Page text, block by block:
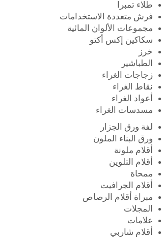
طلاء تمبرا
فرش متعددة الاستخدامات
مجموعات الألوان المائية
سكاكين إكس أكتو
خرز
الطباشير
زجاجات الغراء
نقاط الغراء
أعواد الغراء
مسدسات الغراء
لفة ورق الجزار
ورق البناء الملون
أقلام ملونة
أقلام التلوين
ممحاة
أقلام الجرافيت
مبراة أقلام الرصاص
المجلات
علامات
أقلام شاربي